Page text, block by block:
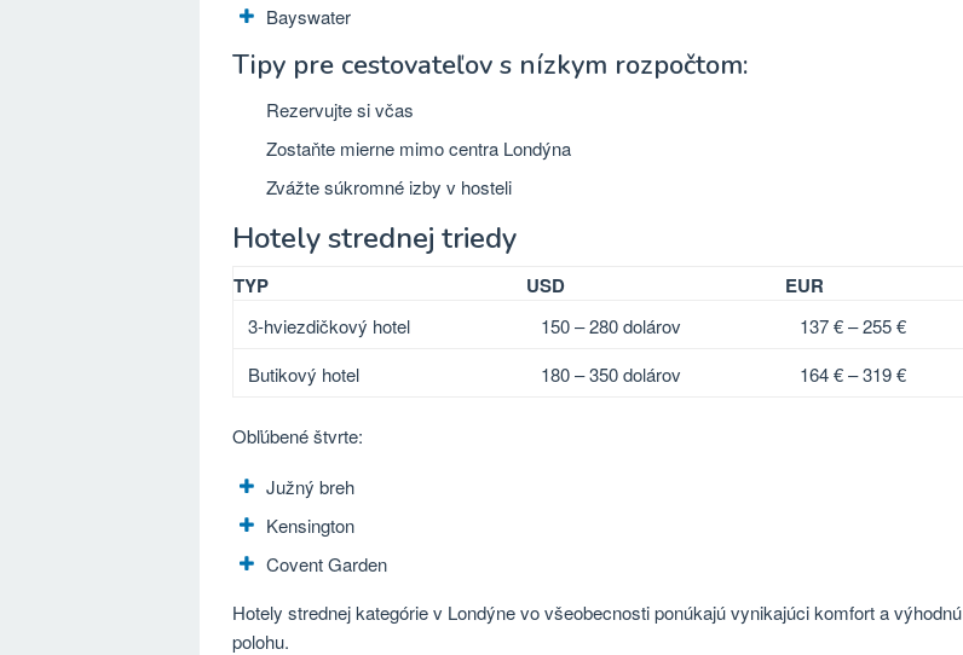
Bayswater
Tipy pre cestovateľov s nízkym rozpočtom:
Rezervujte si včas
Zostaňte mierne mimo centra Londýna
Zvážte súkromné ​​izby v hosteli
Hotely strednej triedy
TYP USD EUR
3-hviezdičkový hotel 150 – 280 dolárov
137 € – 255 €
Butikový hotel
180 – 350 dolárov 164 € – 319 €
Obľúbené štvrte:
Južný breh
Kensington
Covent Garden
Hotely strednej kategórie v Londýne vo všeobecnosti ponúkajú vynikajúci komfort a výhodnú
polohu.